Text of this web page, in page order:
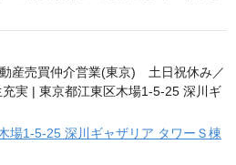
場1-5-25 深川ギャザリア タワーＳ棟